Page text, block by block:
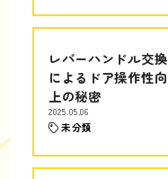
レバーハンドル交換
によるドア操作性向
上の秘密
2025.05.06
未分類